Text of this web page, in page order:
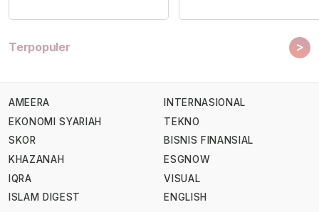
Terpopuler >
AMEERA
EKONOMI SYARIAH
SKOR
KHAZANAH
IQRA
ISLAM DIGEST
INTERNASIONAL
TEKNO
BISNIS FINANSIAL
ESGNOW
VISUAL
ENGLISH